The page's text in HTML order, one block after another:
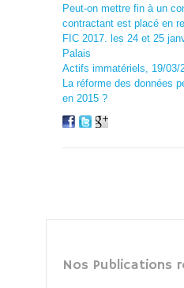
Peut-on mettre fin à un
contractant est placé en
FIC 2017. les 24 et 25
Palais
Actifs immatériels, 19/03/
La réforme des données
en 2015 ?
Nos Publications